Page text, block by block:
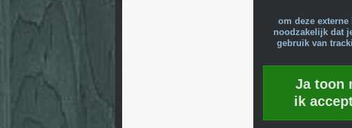
om deze
noodzakelijk dat
gebruik van
Ja toon
ik